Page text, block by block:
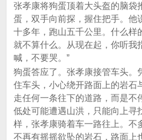
张孝康将狗蛋顶着大头盔的脑袋
蛋，双手向前探，握住把手。他
十多年，跑山五千公里。什么样
就不算什么。从现在起，你听我
喊，不要哭。”
狗蛋答应了。张孝康接管车头。
住车头，小心绕开路面上的岩石
走任何一条往下的道路，而是不
低处可能遭遇山洪，只能向上寻
样，张孝康骑着车一路往上。不
不再有摇摇欲坠的岩石，路面上